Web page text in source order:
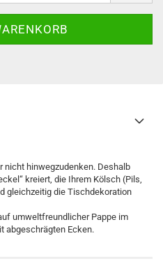
nicht hinwegzudenken. Deshalb
kreiert, die Ihrem Kölsch (Pils,
gleichzeitig die Tischdekoration
umweltfreundlicher Pappe im
abgeschrägten Ecken.